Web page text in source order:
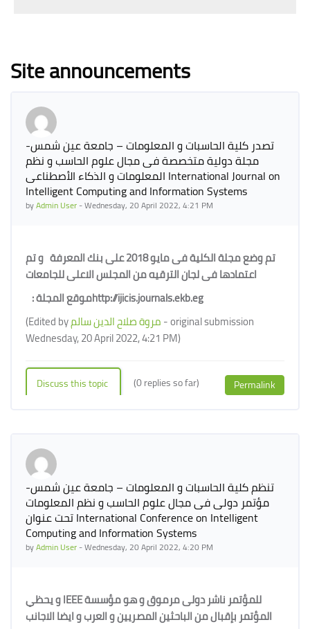
Blocks
Site announcements
تصدر كلية الحاسبات و المعلومات – جامعة عين شمس-
مجلة دولية متخصصة فى مجال علوم الحاسب و نظم
المعلومات و الذكاء الأصطناعى International Journal on
Intelligent Computing and Information Systems
byAdmin User-Wednesday, 20 April 2022, 4:21 PM
تم وضع مجلة الكلية فى مايو 2018 على بنك المعرفة
و تم
اعتمادها فى لجان الترقيه من المجلس الاعلى للجامعات
موقع المجلة :http://ijicis.journals.ekb.eg
(Edited byمروة صلاح الدين سالم- original submission
Wednesday, 20 April 2022, 4:21 PM)
Discuss this topic (0 replies so far) Permalink
تنظم كلية الحاسبات و المعلومات – جامعة عين شمس-
مؤتمر دولى فى مجال علوم الحاسب و نظم المعلومات
تحت عنوان International Conference on Intelligent
Computing and Information Systems
byAdmin User-Wednesday, 20 April 2022, 4:20 PM
للمؤتمر ناشر دولى مرموق و هو مؤسسةIEEEو يحظي
المؤتمر بإقبال من الباحثين المصريين و العرب و ايضا الاجانب